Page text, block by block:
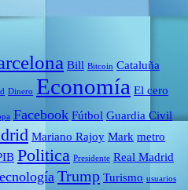
Bill Bitcoin Cataluña
Dinero Economía El cero
Facebook Fútbol Guardia Civil
Mariano Rajoy Mark metro
Politica Presidente Real Madrid
Trump Turismo usuarios